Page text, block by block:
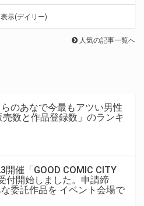
示(デイリー)
人気の記事一覧へ
のあなで今最もアツい男性
数と作品登録数」のランキ
開催「GOOD COMIC CITY
付開始しました。申請締
委託作品を イベント会場で